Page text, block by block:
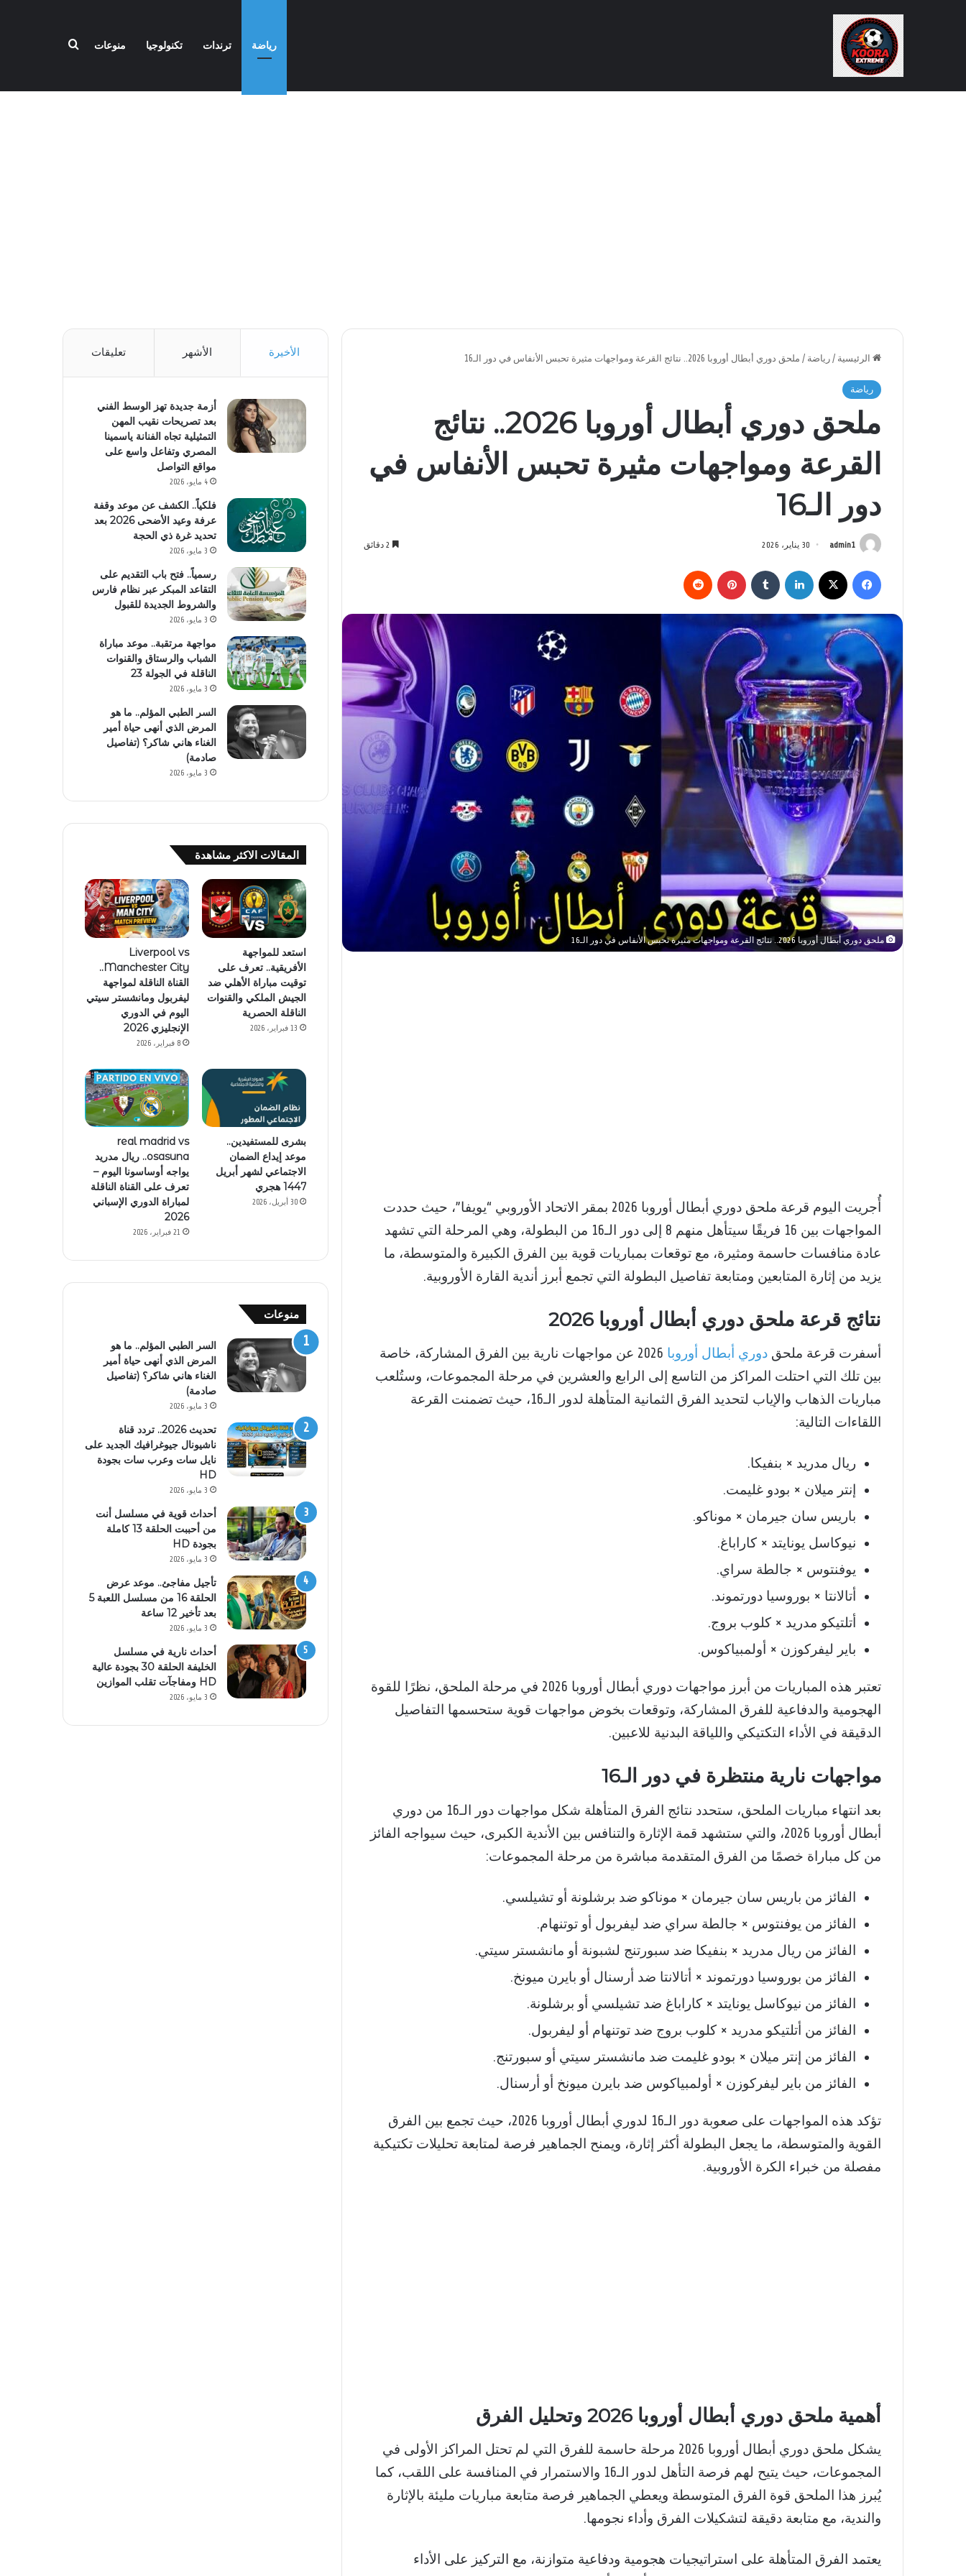
رياضة ترندات تكنولوجيا منوعات بحث عن
الرئيسية / رياضة / ملحق دوري أبطال أوروبا 2026.. نتائج القرعة ومواجهات مثيرة تحبس الأنفاس في دور الـ16
رياضة
ملحق دوري أبطال أوروبا 2026.. نتائج
القرعة ومواجهات مثيرة تحبس الأنفاس في
دور الـ16
admin1 30 يناير، 2026
فيسبوك لينكدإن بينتيريست
ملحق دوري أبطال أوروبا 2026.. نتائج القرعة ومواجهات مثيرة تحبس الأنفاس في دور الـ16
أُجريت اليوم قرعة ملحق دوري أبطال أوروبا 2026 بمقر الاتحاد الأوروبي “يويفا”، حيث حددت
المواجهات بين 16 فريقًا سيتأهل منهم 8 إلى دور الـ16 من البطولة، وهي المرحلة التي تشهد
عادة منافسات حاسمة ومثيرة، مع توقعات بمباريات قوية بين الفرق الكبيرة والمتوسطة، ما
يزيد من إثارة المتابعين ومتابعة تفاصيل البطولة التي تجمع أبرز أندية القارة الأوروبية.
نتائج قرعة ملحق دوري أبطال أوروبا 2026
أسفرت قرعة ملحق دوري أبطال أوروبا
2026 عن مواجهات نارية بين الفرق المشاركة، خاصة
بين تلك التي احتلت المراكز من التاسع إلى الرابع والعشرين في مرحلة المجموعات، وستُلعب
مباريات الذهاب والإياب لتحديد الفرق الثمانية المتأهلة لدور الـ16، حيث تضمنت القرعة
اللقاءات التالية:
ريال مدريد × بنفيكا.
إنتر ميلان × بودو غليمت.
باريس سان جيرمان × موناكو.
نيوكاسل يونايتد × كاراباغ.
يوفنتوس × جالطة سراي.
أتالانتا × بوروسيا دورتموند.
أتلتيكو مدريد × كلوب بروج.
باير ليفركوزن × أولمبياكوس.
تعتبر هذه المباريات من أبرز مواجهات دوري أبطال أوروبا 2026 في مرحلة الملحق، نظرًا للقوة
الهجومية والدفاعية للفرق المشاركة، وتوقعات بخوض مواجهات قوية ستحسمها التفاصيل
الدقيقة في الأداء التكتيكي واللياقة البدنية للاعبين.
مواجهات نارية منتظرة في دور الـ16
بعد انتهاء مباريات الملحق، ستحدد نتائج الفرق المتأهلة شكل مواجهات دور الـ16 من دوري
أبطال أوروبا 2026، والتي ستشهد قمة الإثارة والتنافس بين الأندية الكبرى، حيث سيواجه الفائز
من كل مباراة خصمًا من الفرق المتقدمة مباشرة من مرحلة المجموعات:
الفائز من باريس سان جيرمان × موناكو ضد برشلونة أو تشيلسي.
الفائز من يوفنتوس × جالطة سراي ضد ليفربول أو توتنهام.
الفائز من ريال مدريد × بنفيكا ضد سبورتنج لشبونة أو مانشستر سيتي.
الفائز من بوروسيا دورتموند × أتالانتا ضد أرسنال أو بايرن ميونخ.
الفائز من نيوكاسل يونايتد × كاراباغ ضد تشيلسي أو برشلونة.
الفائز من أتلتيكو مدريد × كلوب بروج ضد توتنهام أو ليفربول.
الفائز من إنتر ميلان × بودو غليمت ضد مانشستر سيتي أو سبورتنج.
الفائز من باير ليفركوزن × أولمبياكوس ضد بايرن ميونخ أو أرسنال.
تؤكد هذه المواجهات على صعوبة دور الـ16 لدوري أبطال أوروبا 2026، حيث تجمع بين الفرق
القوية والمتوسطة، ما يجعل البطولة أكثر إثارة، ويمنح الجماهير فرصة لمتابعة تحليلات تكتيكية
مفصلة من خبراء الكرة الأوروبية.
أهمية ملحق دوري أبطال أوروبا 2026 وتحليل الفرق
يشكل ملحق دوري أبطال أوروبا 2026 مرحلة حاسمة للفرق التي لم تحتل المراكز الأولى في
المجموعات، حيث يتيح لهم فرصة التأهل لدور الـ16 والاستمرار في المنافسة على اللقب، كما
يُبرز هذا الملحق قوة الفرق المتوسطة ويعطي الجماهير فرصة متابعة مباريات مليئة بالإثارة
والندية، مع متابعة دقيقة لتشكيلات الفرق وأداء نجومها.
يعتمد الفرق المتأهلة على استراتيجيات هجومية ودفاعية متوازنة، مع التركيز على الأداء
الأخيرة الأشهر تعليقات
أزمة جديدة تهز الوسط الفني
بعد تصريحات نقيب المهن
التمثيلية تجاه الفنانة ياسمينا
المصري وتفاعل واسع على
مواقع التواصل
4 مايو، 2026
فلكياً.. الكشف عن موعد وقفة
عرفة وعيد الأضحى 2026 بعد
تحديد غرة ذي الحجة
3 مايو، 2026
رسمياً.. فتح باب التقديم على
التقاعد المبكر عبر نظام فارس
والشروط الجديدة للقبول
3 مايو، 2026
مواجهة مرتقبة.. موعد مباراة
الشباب والرستاق والقنوات
الناقلة في الجولة 23
3 مايو، 2026
السر الطبي المؤلم.. ما هو
المرض الذي أنهى حياة أمير
الغناء هاني شاكر؟ (تفاصيل
صادمة)
3 مايو، 2026
المقالات الاكثر مشاهدة
استعد للمواجهة
الأفريقية.. تعرف على
توقيت مباراة الأهلي ضد
الجيش الملكي والقنوات
الناقلة الحصرية
13 فبراير، 2026
Liverpool vs
Manchester City..
القناة الناقلة لمواجهة
ليفربول ومانشستر سيتي
اليوم في الدوري
الإنجليزي 2026
8 فبراير، 2026
بشرى للمستفيدين..
موعد إيداع الضمان
الاجتماعي لشهر أبريل
1447 هجري
30 أبريل، 2026
real madrid vs
osasuna.. ريال مدريد
يواجه أوساسونا اليوم –
تعرف على القناة الناقلة
لمباراة الدوري الإسباني
2026
21 فبراير، 2026
منوعات
السر الطبي المؤلم.. ما هو
المرض الذي أنهى حياة أمير
الغناء هاني شاكر؟ (تفاصيل
صادمة)
3 مايو، 2026
تحديث 2026.. تردد قناة
ناشيونال جيوغرافيك الجديد على
نايل سات وعرب سات بجودة
HD
3 مايو، 2026
أحداث قوية في مسلسل أنت
من أحببت الحلقة 13 كاملة
بجودة HD
3 مايو، 2026
تأجيل مفاجئ.. موعد عرض
الحلقة 16 من مسلسل اللعبة 5
بعد تأخير 12 ساعة
3 مايو، 2026
أحداث نارية في مسلسل
الخليفة الحلقة 30 بجودة عالية
HD ومفاجآت تقلب الموازين
3 مايو، 2026